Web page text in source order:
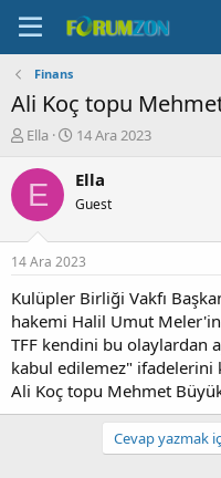
Finans
Ali Koç topu
K
n
b
u
u
b
a
ş
l
a
t
a
n
Ella
B
ş
a
g
ı
ç
a
r
i
h
i
14 Ara 2023
E Ella
Guest
14 Ara 2023
Kulüpler Birliği Vakfı
hakemi Halil Umut Meler'in
TFF kendini bu olaylardan
kabul edilemez" ifadelerini
Ali Koç topu Mehmet
Cevap yazmak